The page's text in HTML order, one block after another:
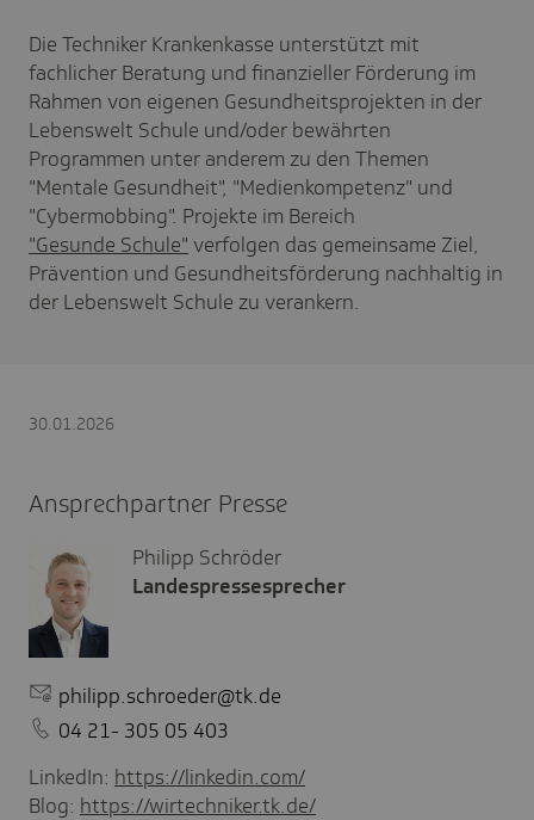
Die Techniker Krankenkasse unterstützt mit
fachlicher Beratung und finanzieller Förderung im
Rahmen von eigenen Gesundheitsprojekten in der
Lebenswelt Schule und/oder bewährten
Programmen unter anderem zu den Themen
"Mentale Gesundheit", "Medienkompetenz" und
"Cybermobbing". Projekte im Bereich
"Gesunde Schule" verfolgen das gemeinsame Ziel,
Prävention und Gesundheitsförderung nachhaltig in
der Lebenswelt Schule zu verankern.
30.01.2026
Ansprechpartner Presse
Philipp Schröder
Landespressesprecher
philipp.schroeder@tk.de
04 21- 305 05 403
LinkedIn: https://linkedin.com/
Blog: https://wirtechniker.tk.de/